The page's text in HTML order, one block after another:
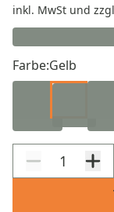
inkl. MwSt und
Farbe:Gelb